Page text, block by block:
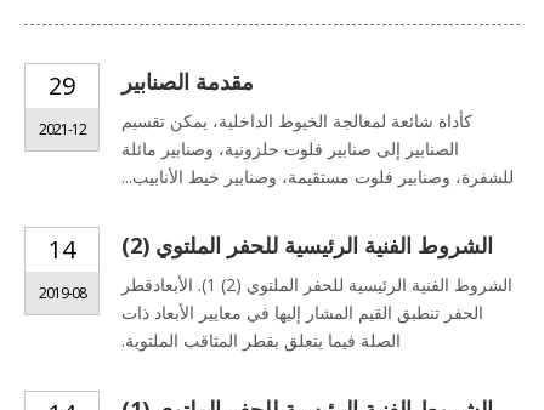
29
2021-12
مقدمة الصنابير
كأداة شائعة لمعالجة الخيوط الداخلية، يمكن تقسيم
الصنابير إلى صنابير فلوت حلزونية، وصنابير مائلة
للشفرة، وصنابير فلوت مستقيمة، وصنابير خيط الأنابيب...
14
2019-08
الشروط الفنية الرئيسية للحفر الملتوي (2)
الشروط الفنية الرئيسية للحفر الملتوي (2) 1). الأبعادقطر
الحفر تنطبق القيم المشار إليها في معايير الأبعاد ذات
الصلة فيما يتعلق بقطر المثاقب الملتوية.